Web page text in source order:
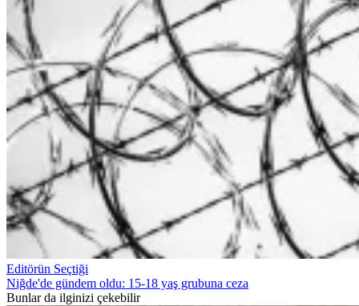
Editörün Seçtiği
Niğde'de gündem oldu: 15-18 yaş grubuna ceza
Bunlar da ilginizi çekebilir